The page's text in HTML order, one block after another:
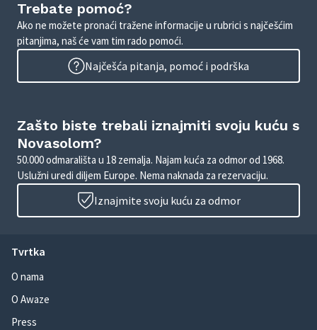
Trebate pomoć?
Ako ne možete pronaći tražene informacije u rubrici s najčešćim
pitanjima, naš će vam tim rado pomoći.
Najčešća pitanja, pomoć i podrška
Zašto biste trebali iznajmiti svoju kuću s
Novasolom?
50.000 odmarališta u 18 zemalja. Najam kuća za odmor od 1968.
Uslužni uredi diljem Europe. Nema naknada za rezervaciju.
Iznajmite svoju kuću za odmor
Tvrtka
O nama
O Awaze
Press